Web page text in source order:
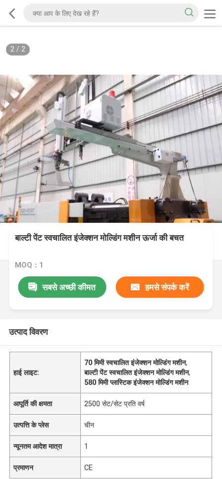
2/ 2
बाल्टी पेंट स्वचालित इंजेक्शन मोल्डिंग मशीन ऊर्जा की बचत
MOQ：1
सबसे अच्छी कीमत हमसे संपर्क करें
उत्पाद विवरण
हाई लाइट:
70 मिमी स्वचालित इंजेक्शन मोल्डिंग मशीन,
बाल्टी पेंट स्वचालित इंजेक्शन मोल्डिंग मशीन,
580 मिमी प्लास्टिक इंजेक्शन मोल्डिंग मशीन
आपूर्ति की क्षमता 2500 सेट/सेट प्रति वर्ष
उत्पत्ति के प्लेस चीन
न्यूनतम आदेश मात्रा 1
प्रमाणन CE